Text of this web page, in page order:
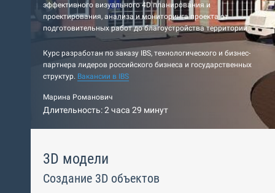
эффективного визуального 4D планирования и
проектирования, анализа и мониторинга проекта от
подготовительных работ до благоустройства территории.
Курс разработан по заказу IBS, технологического и бизнес-
партнера лидеров российского бизнеса и государственных
структур. Вакансии в IBS
Марина Романович
Длительность: 2 часа 29 минут
3D модели
Создание 3D объектов